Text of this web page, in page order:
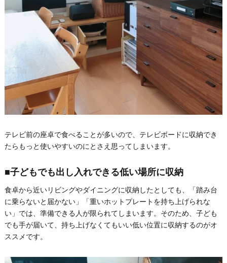
テレビ前の座卓で食べることが多いので、テレビボードに収納でき
たらもっと使いやすいのにとさえ思ってしまいます。
■子どもでも出し入れできる低い場所に収納
食卓から近いリビングやダイニングに収納したとしても、「踏み台
に乗らないと届かない」「重いホットプレートを持ち上げられな
い」では、準備できる人が限られてしまいます。そのため、子ども
でも手が届いて、持ち上げなくてもいい低い位置に収納するのがオ
ススメです。